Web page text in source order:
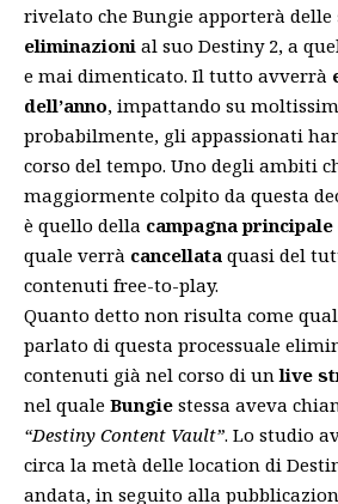
rivelato che Bungie apporterà delle
eliminazioni al suo Destiny 2, a
e mai dimenticato. Il tutto avverrà
dell’anno, impattando su
probabilmente, gli appassionati
corso del tempo. Uno degli ambiti
maggiormente colpito da questa
è quello della campagna principale
quale verrà cancellata quasi del
contenuti free-to-play.
Quanto detto non risulta come
parlato di questa processuale
contenuti già nel corso di unlive
nel quale Bungie stessa aveva
“Destiny Content Vault”. Lo studio
circa la metà delle location di
andata, in seguito alla